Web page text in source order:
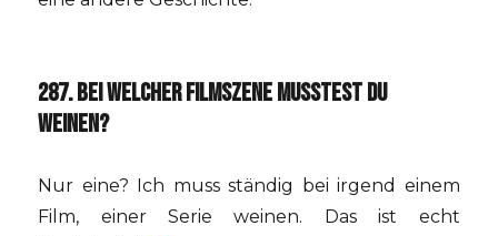
287. BEI WELCHER FILMSZENE MUSSTEST DU
WEINEN?
Nur eine? Ich muss ständig bei irgend einem
Film, einer Serie weinen. Das ist echt